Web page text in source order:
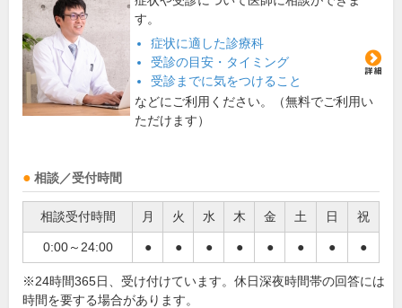
す。
症状に適した診療科
受診の目安・タイミング
受診までに気をつけること
などにご利用ください。（無料でご利用い
ただけます）
相談／受付時間
相談受付時間 月 火 水 木 金 土 日 祝
0:00～24:00 ● ● ● ● ● ● ● ●
※24時間365日、受け付けています。休日深夜時間帯の回答には
時間を要する場合があります。